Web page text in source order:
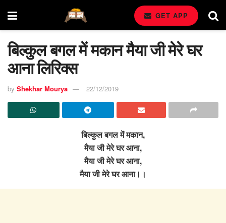
GET APP
बिल्कुल बगल में मकान मैया जी मेरे घर
आना लिरिक्स
by Shekhar Mourya 22/12/2019
बिल्कुल बगल में मकान,
मैया जी मेरे घर आना,
मैया जी मेरे घर आना,
मैया जी मेरे घर आना।।